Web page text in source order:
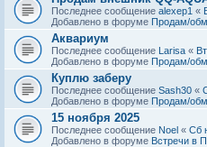
Последнее сообщение alexep1 «
Добавлено в форуме Продам/
Аквариум
Последнее сообщение Larisa «
Добавлено в форуме Продам/
Куплю заберу
Последнее сообщение Sash30 «
Добавлено в форуме Продам/
15 ноября 2025
Последнее сообщение Noel « Сб
Добавлено в форуме Встречи в